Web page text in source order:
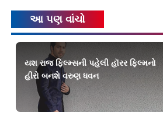
આ પણ વાંચો
યશ રાજ ફિલ્મ્સની પહેલી હૉરર ફિલ્મનો
હીરો બનશે વરુણ ધવન